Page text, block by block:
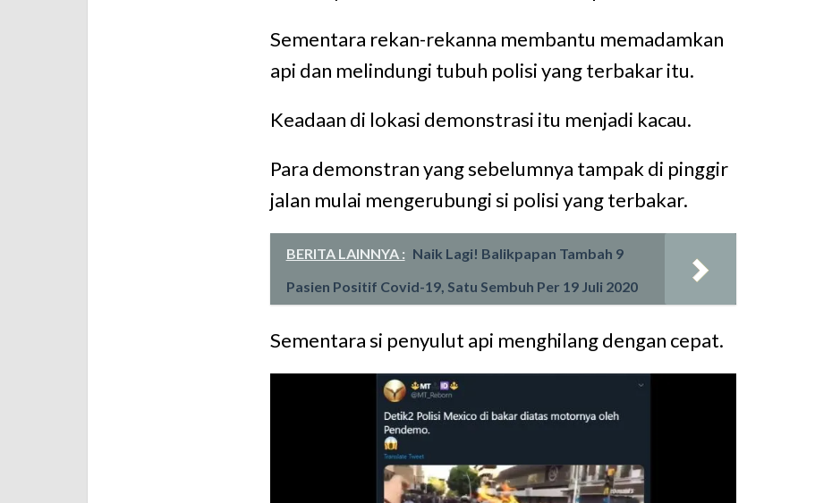
Sementara rekan-rekanna membantu memadamkan
api dan melindungi tubuh polisi yang terbakar itu.
Keadaan di lokasi demonstrasi itu menjadi kacau.
Para demonstran yang sebelumnya tampak di pinggir
jalan mulai mengerubungi si polisi yang terbakar.
BERITA LAINNYA : Naik Lagi! Balikpapan Tambah 9
Pasien Positif Covid-19, Satu Sembuh Per 19 Juli 2020
Sementara si penyulut api menghilang dengan cepat.